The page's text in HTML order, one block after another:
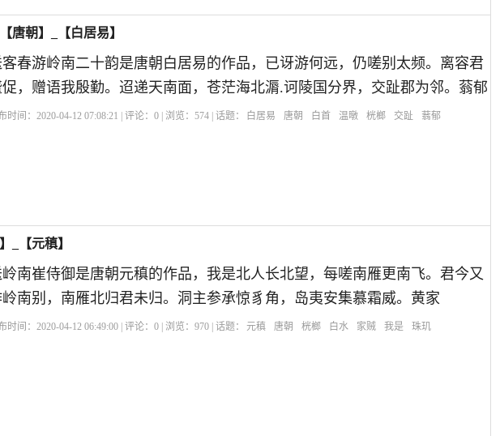
唐朝】_【白居易】
春游岭南二十韵是唐朝白居易的作品，已讶游何远，仍嗟别太频。离容君
，赠语我殷勤。迢递天南面，苍茫海北漘.诃陵国分界，交趾郡为邻。蓊郁
时间：2020-04-12 07:08:21 | 评论：0 | 浏览：574 | 话题： 白居易 唐朝 白首 温暾 桄榔 交趾 蓊郁
_【元稹】
南崔侍御是唐朝元稹的作品，我是北人长北望，每嗟南雁更南飞。君今又
南别，南雁北归君未归。洞主参承惊豸角，岛夷安集慕霜威。黄家
时间：2020-04-12 06:49:00 | 评论：0 | 浏览：970 | 话题： 元稹 唐朝 桄榔 白水 家贼 我是 珠玑